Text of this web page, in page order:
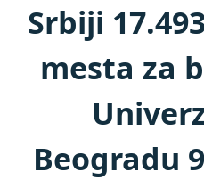
Srbiji
mesta za
Beogradu